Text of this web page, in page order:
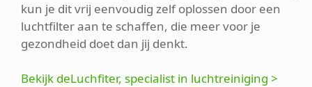
kun je dit vrij eenvoudig zelf oplossen door een
luchtfilter aan te schaffen, die meer voor je
gezondheid doet dan jij denkt.
Bekijk deLuchfiter, specialist in luchtreiniging >